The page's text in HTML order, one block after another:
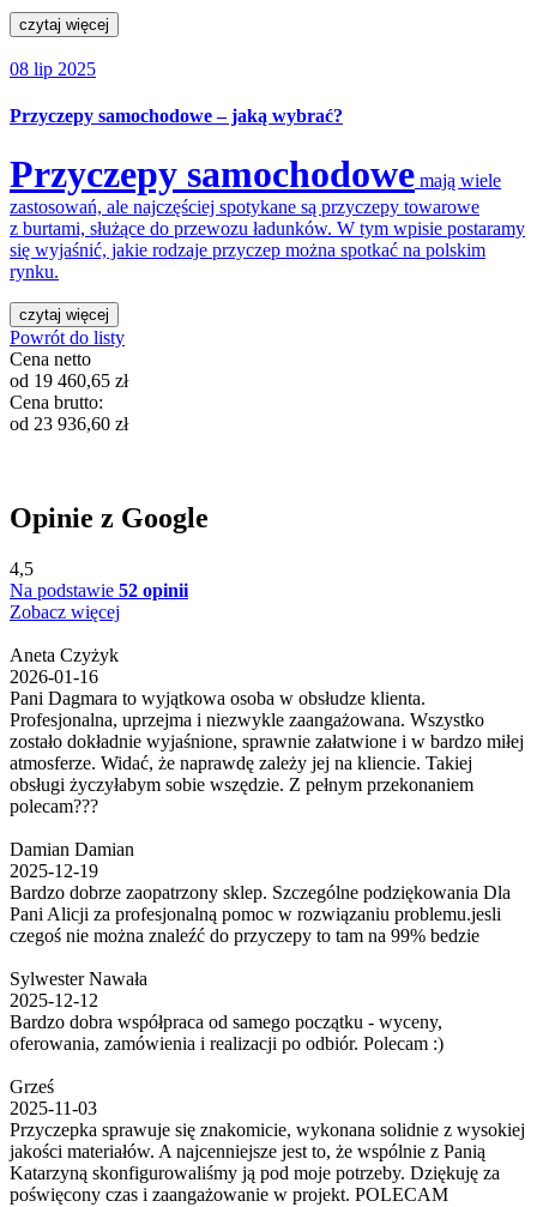
czytaj więcej
08 lip 2025
Przyczepy samochodowe – jaką wybrać?
Przyczepy samochodowe mają wiele
zastosowań, ale najczęściej spotykane są przyczepy towarowe
z burtami, służące do przewozu ładunków. W tym wpisie postaramy
się wyjaśnić, jakie rodzaje przyczep można spotkać na polskim
rynku.
czytaj więcej
Powrót do listy
Cena netto
od 19 460,65 zł
Cena brutto:
od 23 936,60 zł
Opinie z Google
4,5
Na podstawie 52 opinii
Zobacz więcej
Aneta Czyżyk
2026-01-16
Pani Dagmara to wyjątkowa osoba w obsłudze klienta.
Profesjonalna, uprzejma i niezwykle zaangażowana. Wszystko
zostało dokładnie wyjaśnione, sprawnie załatwione i w bardzo miłej
atmosferze. Widać, że naprawdę zależy jej na kliencie. Takiej
obsługi życzyłabym sobie wszędzie. Z pełnym przekonaniem
polecam???
Damian Damian
2025-12-19
Bardzo dobrze zaopatrzony sklep. Szczególne podziękowania Dla
Pani Alicji za profesjonalną pomoc w rozwiązaniu problemu.jesli
czegoś nie można znaleźć do przyczepy to tam na 99% bedzie
Sylwester Nawała
2025-12-12
Bardzo dobra współpraca od samego początku - wyceny,
oferowania, zamówienia i realizacji po odbiór. Polecam :)
Grześ
2025-11-03
Przyczepka sprawuje się znakomicie, wykonana solidnie z wysokiej
jakości materiałów. A najcenniejsze jest to, że wspólnie z Panią
Katarzyną skonfigurowaliśmy ją pod moje potrzeby. Dziękuję za
poświęcony czas i zaangażowanie w projekt. POLECAM